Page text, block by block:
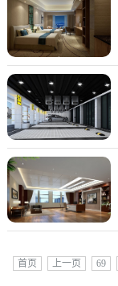
首页 上一页 69